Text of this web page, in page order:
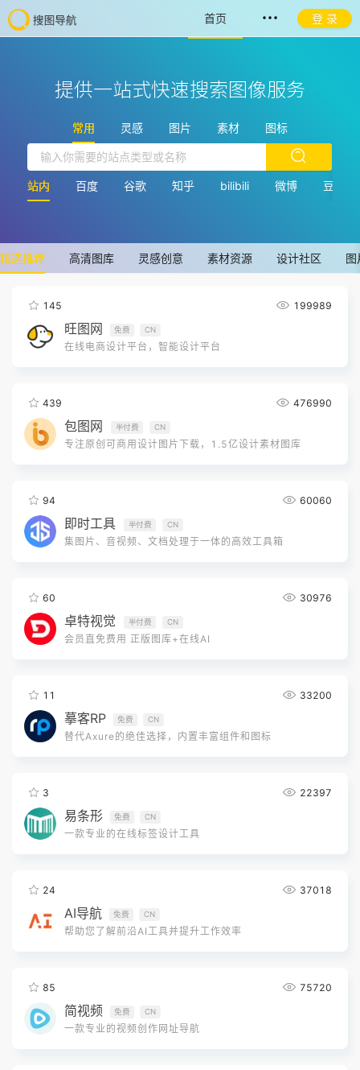
首页 登 录
提供一站式快速搜索图像服务
常用 灵感 图片 素材 图标
站内 百度 谷歌 知乎 bilibili 微博 豆瓣
精选推荐 高清图库 灵感创意 素材资源 设计社区 图
145 199989
旺图网 免费 CN
在线电商设计平台，智能设计平台
439 476990
包图网 半付费 CN
专注原创可商用设计图片下载，1.5亿设计素材图库
94 60060
即时工具 半付费 CN
集图片、音视频、文档处理于一体的高效工具箱
60 30976
卓特视觉 半付费 CN
会员直免费用 正版图库+在线AI
11 33200
摹客RP 免费 CN
替代Axure的绝佳选择，内置丰富组件和图标
3 22397
易条形 免费 CN
一款专业的在线标签设计工具
24 37018
AI导航 免费 CN
帮助您了解前沿AI工具并提升工作效率
85 75720
简视频 免费 CN
一款专业的视频创作网址导航